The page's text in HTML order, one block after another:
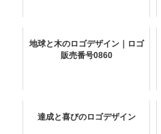
地球と木のロゴデザイン｜ロゴ
販売番号0860
達成と喜びのロゴデザイン